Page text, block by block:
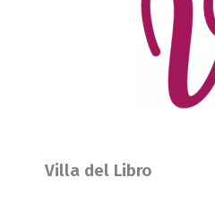
Villa del Libro